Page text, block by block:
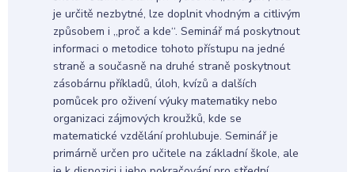
je určitě nezbytné, lze doplnit vhodným a citlivým
způsobem i „proč a kde“. Seminář má poskytnout
informaci o metodice tohoto přístupu na jedné
straně a současně na druhé straně poskytnout
zásobárnu příkladů, úloh, kvízů a dalších
pomůcek pro oživení výuky matematiky nebo
organizaci zájmových kroužků, kde se
matematické vzdělání prohlubuje. Seminář je
primárně určen pro učitele na základní škole, ale